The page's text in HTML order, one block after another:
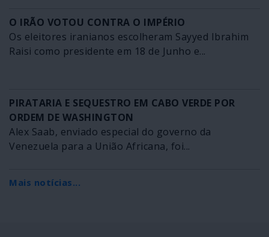
O IRÃO VOTOU CONTRA O IMPÉRIO
Os eleitores iranianos escolheram Sayyed Ibrahim
Raisi como presidente em 18 de Junho e...
PIRATARIA E SEQUESTRO EM CABO VERDE POR
ORDEM DE WASHINGTON
Alex Saab, enviado especial do governo da
Venezuela para a União Africana, foi...
Mais notícias...